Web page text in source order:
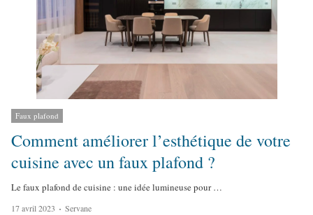
Faux plafond
Comment améliorer l’esthétique de votre
cuisine avec un faux plafond ?
Le faux plafond de cuisine : une idée lumineuse pour …
17 avril 2023
A
Servane